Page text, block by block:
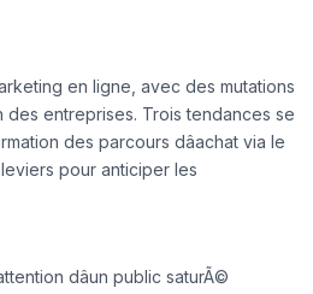
en ligne, avec des mutations
entreprises. Trois tendances se
des parcours dâachat via le
pour anticiper les